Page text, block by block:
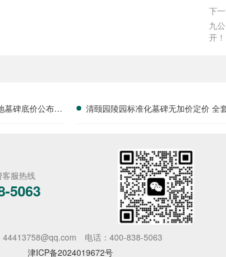
下
九
开！
墓碑底价公布，
清颐园陵园标准化墓碑无加价定价 全
服热线
5063
44413758@qq.com
电话：400-838-5063
津ICP备2024019672号